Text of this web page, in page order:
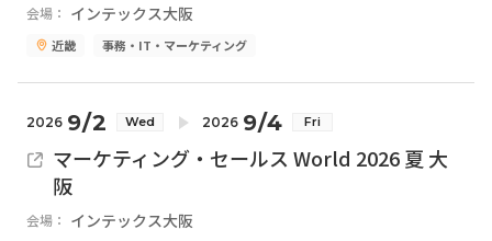
会場： インテックス大阪
近畿 事務・IT・マーケティング
2026 9/2 Wed 2026 9/4 Fri
マーケティング・セールス World 2026 夏 大
阪
会場： インテックス大阪